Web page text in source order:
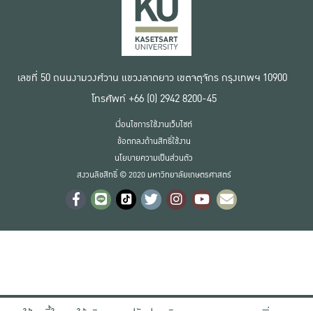
เลขที่ 50 ถนนงามวงศ์วาน แขวงลาดยาว เขตจตุจักร กรุงเทพฯ 10900
โทรศัพท์ +66 (0) 2942 8200-45
สงวนลิขสิทธิ์ © 2020 มหาวิทยาลัยเกษตรศาสตร์
เงื่อนไขการใช้งานเว็บไซต์
ข้อตกลงด้านสิทธิ์ใช้งาน
นโยบายความเป็นส่วนตัว